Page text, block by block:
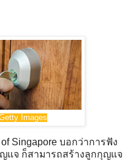
Images
Singapore บอกว่าการฟัง
แจ ก็สามารถสร้างลูกกุญแจ